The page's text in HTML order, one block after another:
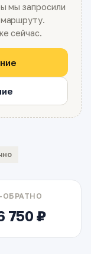
мы запросили
сейчас.
ОБРАТНО
750 ₽